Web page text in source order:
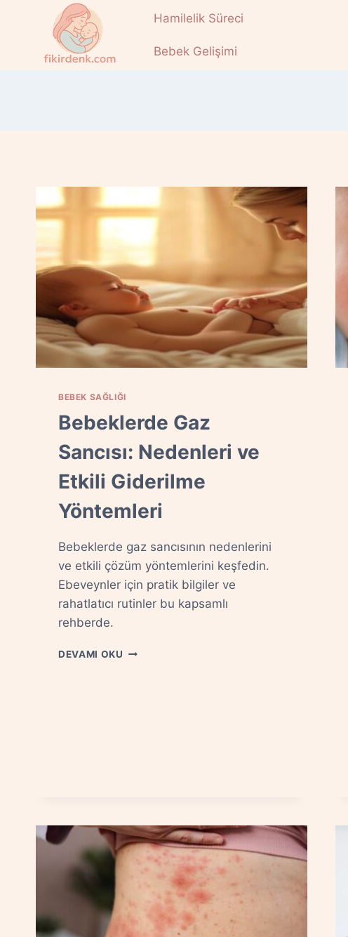
Hamilelik Süreci
Bebek Gelişimi
BEBEK SAĞLIĞI
Bebeklerde Gaz
Sancısı: Nedenleri ve
Etkili Giderilme
Yöntemleri
Bebeklerde gaz sancısının nedenlerini
ve etkili çözüm yöntemlerini keşfedin.
Ebeveynler için pratik bilgiler ve
rahatlatıcı rutinler bu kapsamlı
rehberde.
DEVAMI OKU BEBEKLERDE